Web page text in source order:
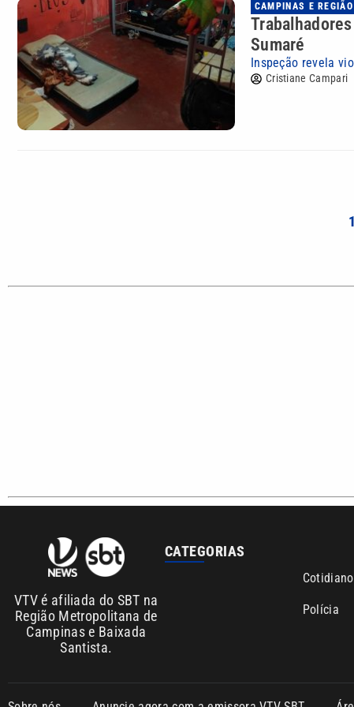
CAMPINAS E REGIÃO
Sumaré
Inspeção revela
Cristiane Campari
1
Sobre nós Anuncie agora com a emissora VTV SBT
Copyright © 2026. Todos os direitos reservados | Empresa de